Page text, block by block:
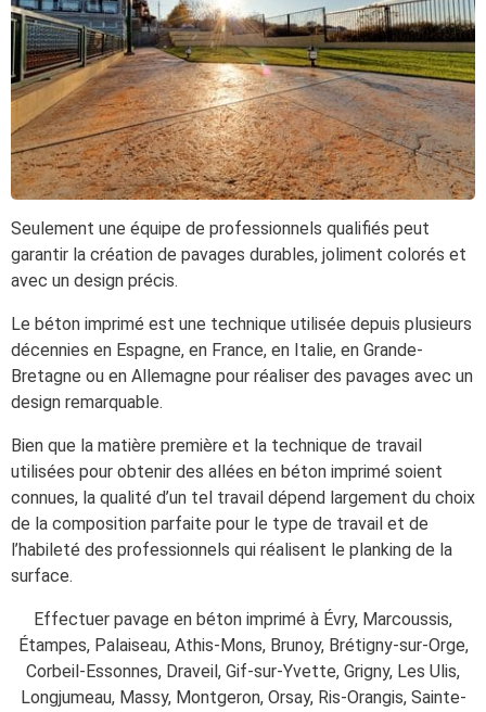
Seulement une équipe de professionnels qualifiés peut
garantir la création de pavages durables, joliment colorés et
avec un design précis.
Le béton imprimé est une technique utilisée depuis plusieurs
décennies en Espagne, en France, en Italie, en Grande-
Bretagne ou en Allemagne pour réaliser des pavages avec un
design remarquable.
Bien que la matière première et la technique de travail
utilisées pour obtenir des allées en béton imprimé soient
connues, la qualité d’un tel travail dépend largement du choix
de la composition parfaite pour le type de travail et de
l’habileté des professionnels qui réalisent le planking de la
surface.
Effectuer pavage en béton imprimé à Évry, Marcoussis,
Étampes, Palaiseau, Athis-Mons, Brunoy, Brétigny-sur-Orge,
Corbeil-Essonnes, Draveil, Gif-sur-Yvette, Grigny, Les Ulis,
Longjumeau, Massy, Montgeron, Orsay, Ris-Orangis, Sainte-